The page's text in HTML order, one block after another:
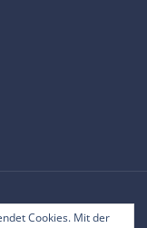
Cookies. Mit der